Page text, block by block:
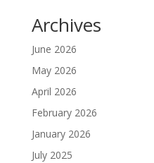
Archives
June 2026
May 2026
April 2026
February 2026
January 2026
July 2025